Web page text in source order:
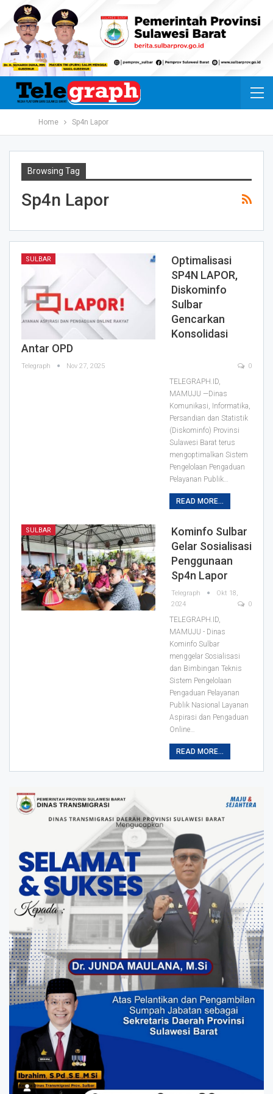
Home Sp4n Lapor
Browsing Tag
Sp4n Lapor
SULBAR
Optimalisasi
SP4N LAPOR,
Diskominfo
Sulbar
Gencarkan
Konsolidasi
Antar OPD
Telegraph Nov 27, 2025 0
TELEGRAPH.ID,
MAMUJU —Dinas
Komunikasi, Informatika,
Persandian dan Statistik
(Diskominfo) Provinsi
Sulawesi Barat terus
mengoptimalkan Sistem
Pengelolaan Pengaduan
Pelayanan Publik…
READ MORE...
SULBAR
Kominfo Sulbar
Gelar Sosialisasi
Penggunaan
Sp4n Lapor
Telegraph
Okt 18,
2024
0
TELEGRAPH.ID,
MAMUJU - Dinas
Kominfo Sulbar
menggelar Sosialisasi
dan Bimbingan Teknis
Sistem Pengelolaan
Pengaduan Pelayanan
Publik Nasional Layanan
Aspirasi dan Pengaduan
Online…
READ MORE...